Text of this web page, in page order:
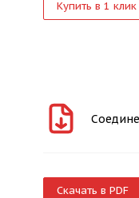
Купить в 1 клик
Скачать в PDF